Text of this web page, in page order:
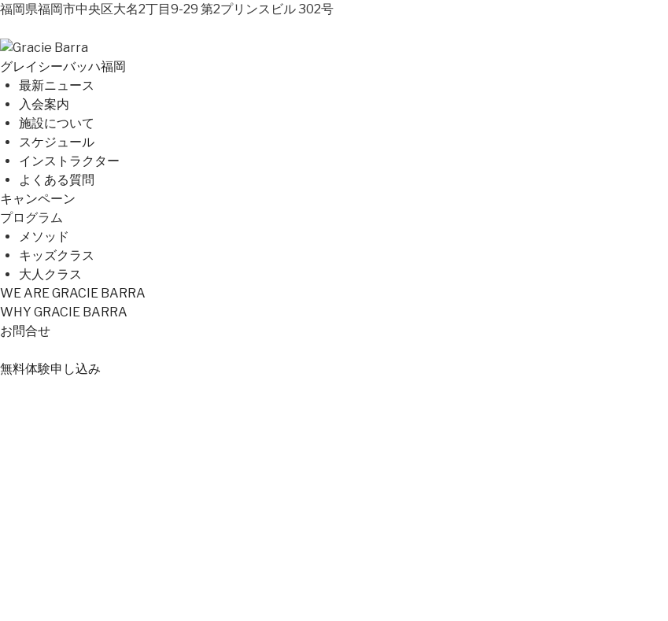
福岡県福岡市中央区大名2丁目9-29 第2プリンスビル 302号
グレイシーバッハ福岡
最新ニュース
入会案内
施設について
スケジュール
インストラクター
よくある質問
キャンペーン
プログラム
メソッド
キッズクラス
大人クラス
WE ARE GRACIE BARRA
WHY GRACIE BARRA
お問合せ
無料体験申し込み